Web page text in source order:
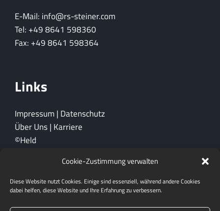
Cookie-Zustimmung verwalten
Diese Website nutzt Cookies. Einige sind essenziell, während andere Cookies
dabei helfen, diese Website und Ihre Erfahrung zu verbessern.
E-Mail: info@rs-steiner.com
Tel: +49 8641 598360
Fax: +49 8641 598364
Links
Impressum | Datenschutz
Über Uns| Karriere
©Held
Ein Unternehmen der